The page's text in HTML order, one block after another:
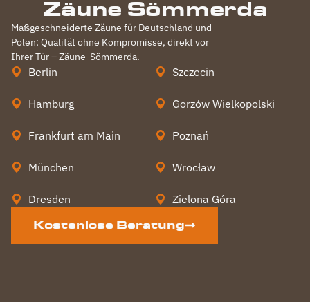
Zäune Sömmerda
Maßgeschneiderte Zäune für Deutschland und
Polen: Qualität ohne Kompromisse, direkt vor
Ihrer Tür – Zäune Sömmerda.
Berlin
Hamburg
Frankfurt am Main
München
Dresden
Szczecin
Gorzów Wielkopolski
Poznań
Wrocław
Zielona Góra
Kostenlose Beratung